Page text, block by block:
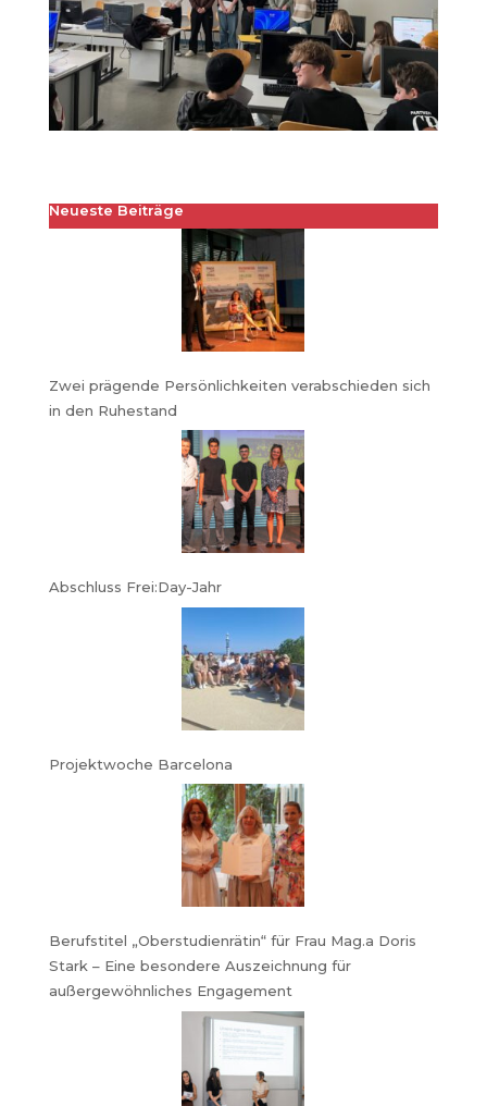
Neueste Beiträge
Zwei prägende Persönlichkeiten verabschieden sich
in den Ruhestand
Abschluss Frei:Day-Jahr
Projektwoche Barcelona
Berufstitel „Oberstudienrätin“ für Frau Mag.a Doris
Stark – Eine besondere Auszeichnung für
außergewöhnliches Engagement